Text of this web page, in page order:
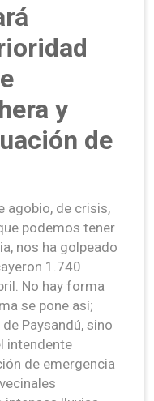
y
de
agobio, de crisis,
podemos tener
nos ha golpeado
1.740
No hay forma
se pone así;
Paysandú, sino
intendente
de emergencia